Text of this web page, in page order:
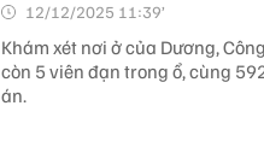
12/12/2025 11:39’
Khám xét nơi ở của Dương,
còn 5 viên đạn trong ổ, cùng
án.